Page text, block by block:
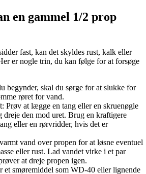
en gammel 1/2 prop
fast, kan det skyldes rust, kalk eller
er nogle trin, du kan følge for at forsøge
begynder, skal du sørge for at slukke for
røret for vand.
Prøv at lægge en tang eller en skruenøgle
dreje den mod uret. Brug en kraftigere
eller en rørvridder, hvis det er
vand over propen for at løsne eventuel
eller rust. Lad vandet virke i et par
at dreje propen igen.
et smøremiddel som WD-40 eller lignende